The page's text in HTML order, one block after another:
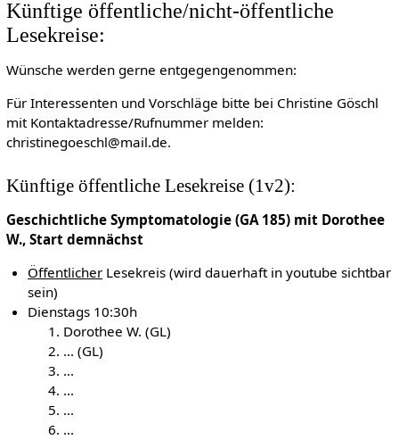
Künftige öffentliche/nicht-öffentliche
Lesekreise:
Wünsche werden gerne entgegengenommen:
Für Interessenten und Vorschläge bitte bei Christine Göschl
mit Kontaktadresse/Rufnummer melden:
christinegoeschl@mail.de.
Künftige öffentliche Lesekreise (1v2):
Geschichtliche Symptomatologie (GA 185) mit Dorothee
W., Start demnächst
Öffentlicher Lesekreis (wird dauerhaft in youtube sichtbar
sein)
Dienstags 10:30h
Dorothee W. (GL)
... (GL)
...
...
...
...